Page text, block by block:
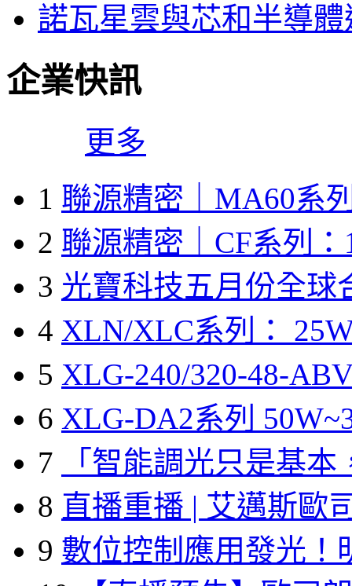
諾瓦星雲與芯和半導
企業快訊
更多
1 聯源精密｜MA60系
2 聯源精密｜CF系列：
3 光寶科技五月份全球
4 XLN/XLC系列：
5 XLG-240/320-48-
6 XLG-DA2系列
7
「智能調光只是基本
8 直播重播 | 艾邁斯歐
9 數位控制應用發光！